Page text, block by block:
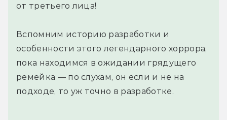
от третьего лица!
Вспомним историю разработки и
особенности этого легендарного хоррора,
пока находимся в ожидании грядущего
ремейка — по слухам, он если и не на
подходе, то уж точно в разработке.